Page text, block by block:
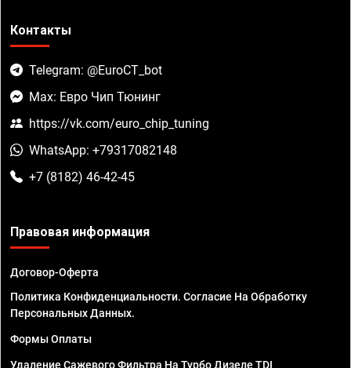
Контакты
Telegram: @EuroCT_bot
Max: Евро Чип Тюнинг
https://vk.com/euro_chip_tuning
WhatsApp: +79317082148
+7 (8182) 46-42-45
Правовая информация
Договор-Оферта
Политика Конфиденциальности. Согласие На Обработку
Персональных Данных.
Формы Оплаты
Удаление Сажевого Фильтра На Турбо Дизеле TDI